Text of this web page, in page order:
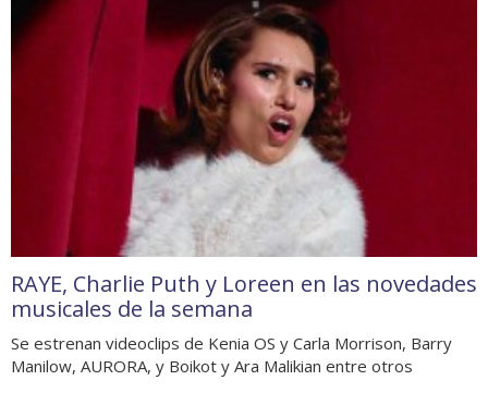
RAYE, Charlie Puth y Loreen en las novedades
musicales de la semana
Se estrenan videoclips de Kenia OS y Carla Morrison, Barry
Manilow, AURORA, y Boikot y Ara Malikian entre otros